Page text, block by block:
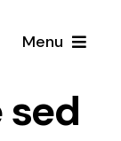
Menu
sed